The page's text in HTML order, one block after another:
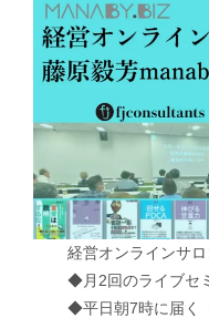
経営オンラインサロ
◆月2回のライブセ
◆平日朝7時に届く